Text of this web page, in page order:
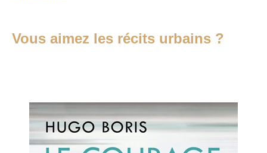
Vous aimez les récits urbains ?